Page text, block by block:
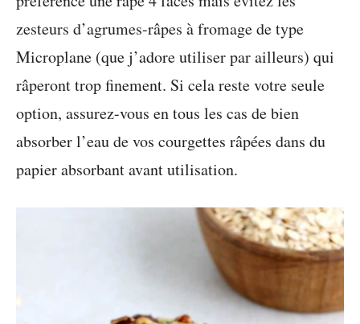
zesteurs d’agrumes-râpes à fromage de type
Microplane (que j’adore utiliser par ailleurs) qui
râperont trop finement. Si cela reste votre seule
option, assurez-vous en tous les cas de bien
absorber l’eau de vos courgettes râpées dans du
papier absorbant avant utilisation.